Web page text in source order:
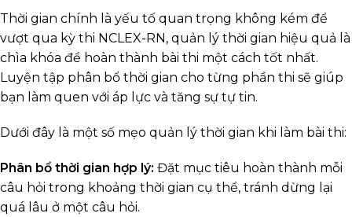
Thời gian chính là yếu tố quan trọng không kém để
vượt qua kỳ thi NCLEX-RN, quản lý thời gian hiệu quả là
chìa khóa để hoàn thành bài thi một cách tốt nhất.
Luyện tập phân bổ thời gian cho từng phần thi sẽ giúp
bạn làm quen với áp lực và tăng sự tự tin.
Dưới đây là một số mẹo quản lý thời gian khi làm bài thi:
Phân bổ thời gian hợp lý: Đặt mục tiêu hoàn thành mỗi
câu hỏi trong khoảng thời gian cụ thể, tránh dừng lại
quá lâu ở một câu hỏi.